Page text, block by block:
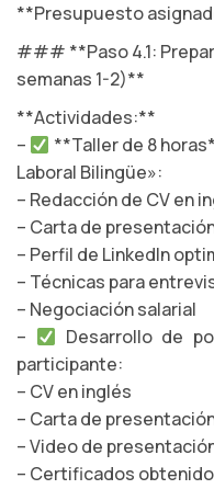
**Presupuesto
### **Paso 4.1:
semanas 1-2)**
**Actividades:**
–
**Taller de 8
Laboral Bilingüe»:
– Redacción de CV en
– Carta de
– Perfil de LinkedIn
– Técnicas para
– Negociación salarial
–
Desarrollo de
participante:
– CV en inglés
– Carta de
– Video de
– Certificados